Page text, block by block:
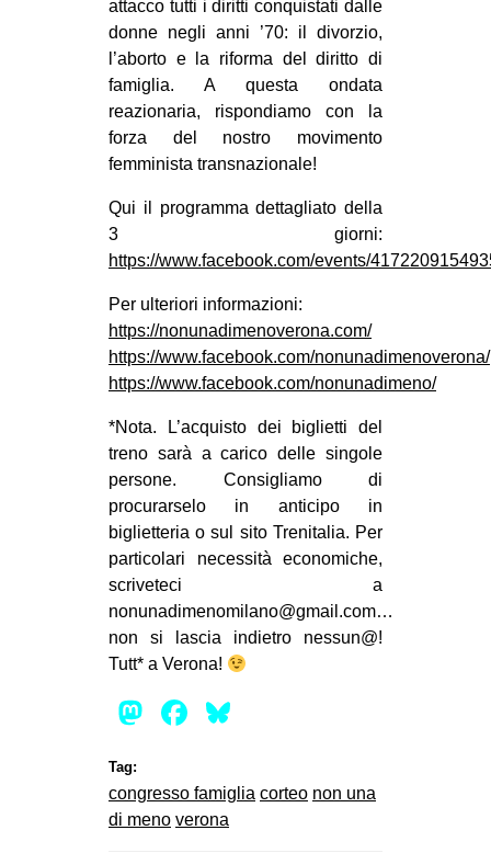
attacco tutti i diritti conquistati dalle
donne negli anni ’70: il divorzio,
l’aborto e la riforma del diritto di
famiglia. A questa ondata
reazionaria, rispondiamo con la
forza del nostro movimento
femminista transnazionale!
Qui il programma dettagliato della
3 giorni:
https://www.facebook.com/events/
Per ulteriori informazioni:
https://nonunadimenoverona.com/
https://www.facebook.com/nonunadimenoverona/
https://www.facebook.com/nonunadimeno/
*Nota. L’acquisto dei biglietti del
treno sarà a carico delle singole
persone. Consigliamo di
procurarselo in anticipo in
biglietteria o sul sito Trenitalia. Per
particolari necessità economiche,
scriveteci a
nonunadimenomilano@gmail.com…
non si lascia indietro nessun@!
Tutt* a Verona!
Mastodon
Facebook
Tag:
congresso famiglia corteo non una
di meno verona